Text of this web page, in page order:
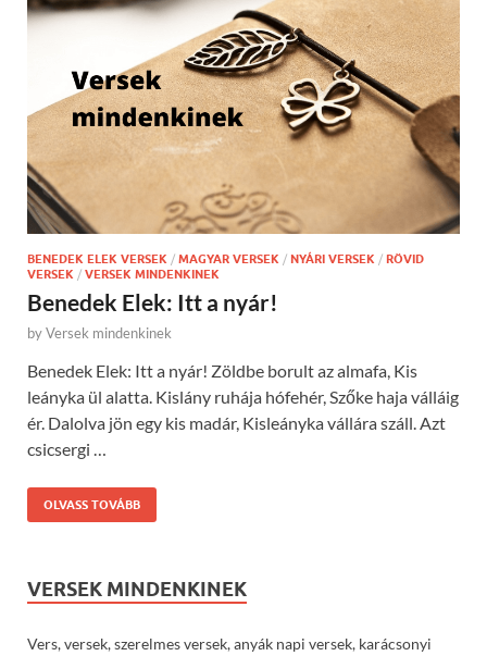
BENEDEK ELEK VERSEK / MAGYAR VERSEK / NYÁRI VERSEK / RÖVID
VERSEK / VERSEK MINDENKINEK
Benedek Elek: Itt a nyár!
byVersek mindenkinek
Benedek Elek: Itt a nyár! Zöldbe borult az almafa, Kis
leányka ül alatta. Kislány ruhája hófehér, Szőke haja válláig
ér. Dalolva jön egy kis madár, Kisleányka vállára száll. Azt
csicsergi …
OLVASS TOVÁBB
VERSEK MINDENKINEK
Vers, versek, szerelmes versek, anyák napi versek, karácsonyi